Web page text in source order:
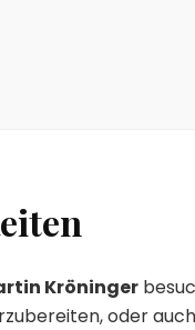
Kröninger
oder